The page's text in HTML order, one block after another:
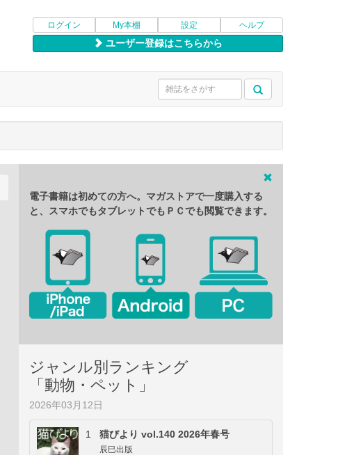
ログイン My本棚 設定 ヘルプ
ユーザー登録はこちらから
電子書籍は初めての方へ。マガストアで一度購入する
と、スマホでもタブレットでもＰＣでも閲覧できます。
ジャンル別ランキング
「動物・ペット」
2026年03月12日
1 猫びより vol.140 2026年春号
辰巳出版